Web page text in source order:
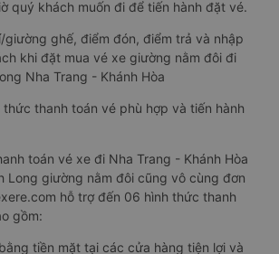
quý khách muốn đi để tiến hành đặt vé.
giường ghế, điểm đón, điểm trả và nhập
khi đặt mua vé xe giường nằm đôi đi
Nha Trang - Khánh Hòa
thức thanh toán vé phù hợp và tiến hành
toán vé xe đi Nha Trang - Khánh Hòa
Long giường nằm đôi cũng vô cùng đơn
hỗ trợ đến 06 hình thức thanh
gồm:
tiền mặt tại các cửa hàng tiện lợi và